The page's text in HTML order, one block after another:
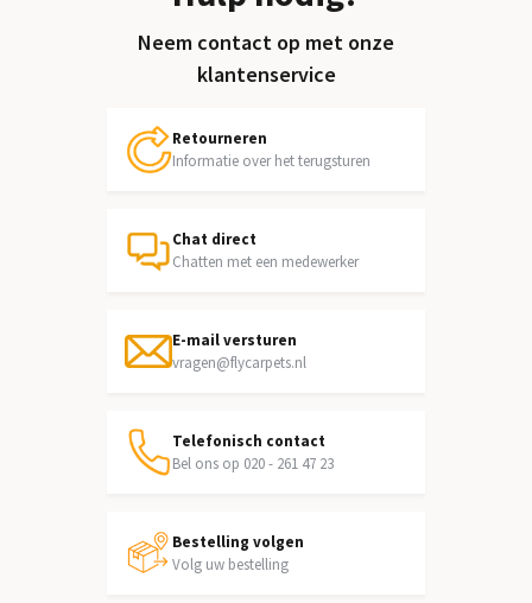
Neem contact op met onze
klantenservice
Retourneren
Informatie over het terugsturen
Chat direct
Chatten met een medewerker
E-mail versturen
vragen@flycarpets.nl
Telefonisch contact
Bel ons op 020 - 261 47 23
Bestelling volgen
Volg uw bestelling